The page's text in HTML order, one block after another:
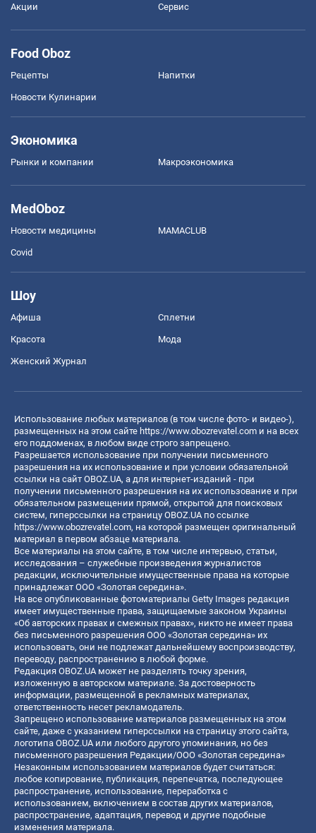
Акции Сервис
Food Oboz
Рецепты Напитки
Новости Кулинарии
Экономика
Рынки и компании Mакроэкономика
MedOboz
Новости медицины MAMACLUB
Covid
Шоу
Афиша Сплетни
Красота Мода
Женский Журнал
Использование любых материалов (в том числе фото- и видео-),
размещенных на этом сайте https://www.obozrevatel.com и на всех
его поддоменах, в любом виде строго запрещено.
Разрешается использование при получении письменного
разрешения на их использование и при условии обязательной
ссылки на сайт OBOZ.UA, а для интернет-изданий - при
получении письменного разрешения на их использование и при
обязательном размещении прямой, открытой для поисковых
систем, гиперссылки на страницу OBOZ.UA по ссылке
https://www.obozrevatel.com, на которой размещен оригинальный
материал в первом абзаце материала.
Все материалы на этом сайте, в том числе интервью, статьи,
исследования – служебные произведения журналистов
редакции, исключительные имущественные права на которые
принадлежат ООО «Золотая середина».
На все опубликованные фотоматериалы Getty Images редакция
имеет имущественные права, защищаемые законом Украины
«Об авторских правах и смежных правах», никто не имеет права
без письменного разрешения ООО «Золотая середина» их
использовать, они не подлежат дальнейшему воспроизводству,
переводу, распространению в любой форме.
Редакция OBOZ.UA может не разделять точку зрения,
изложенную в авторском материале. За достоверность
информации, размещенной в рекламных материалах,
ответственность несет рекламодатель.
Запрещено использование материалов размещенных на этом
сайте, даже с указанием гиперссылки на страницу этого сайта,
логотипа OBOZ.UA или любого другого упоминания, но без
письменного разрешения Редакции/ООО «Золотая середина»
Незаконным использованием материалов будет считаться:
любое копирование, публикация, перепечатка, последующее
распространение, использование, переработка с
использованием, включением в состав других материалов,
распространение, адаптация, перевод и другие подобные
изменения материала.